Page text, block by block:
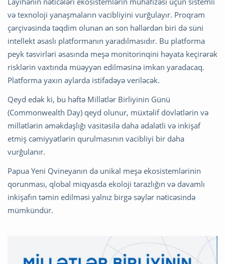
və texnoloji yanaşmaların vacibliyini vurğulayır. Proqram
çərçivəsində təqdim olunan ən son həllərdən biri də süni
intellekt əsaslı platformanın yaradılmasıdır. Bu platforma
peyk təsvirləri əsasında meşə monitorinqini həyata keçirərək
risklərin vaxtında müəyyən edilməsinə imkan yaradacaq.
Platforma yaxın aylarda istifadəyə veriləcək.
Qeyd edək ki, bu həftə Millətlər Birliyinin Günü
(Commonwealth Day) qeyd olunur, müxtəlif dövlətlərin və
millətlərin əməkdaşlığı vasitəsilə daha ədalətli və inkişaf
etmiş cəmiyyətlərin qurulmasının vacibliyi bir daha
vurğulanır.
Papua Yeni Qvineyanın da unikal meşə ekosistemlərinin
qorunması, qlobal miqyasda ekoloji tarazlığın və davamlı
inkişafın təmin edilməsi yalnız birgə səylər nəticəsində
mümkündür.